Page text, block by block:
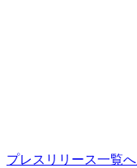
プレ ス リ リ ース一覧へ